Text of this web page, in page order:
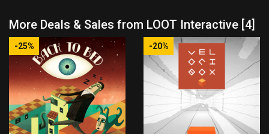
More Deals & Sales from LOOT Interactive [4]
-25% -20%